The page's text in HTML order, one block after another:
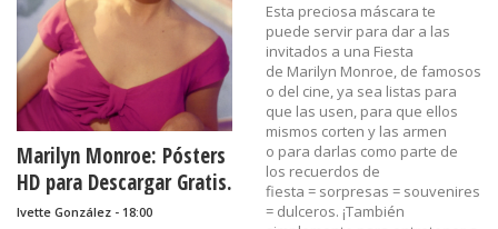
Marilyn Monroe: Pósters
HD para Descargar Gratis.
Ivette González - 18:00
Esta preciosa máscara te
puede servir para dar a las
invitados a una Fiesta
de Marilyn Monroe, de famosos
o del cine, ya sea listas para
que las usen, para que ellos
mismos corten y las armen
o para darlas como parte de
los recuerdos de
fiesta = sorpresas = souvenires
= dulceros. ¡También